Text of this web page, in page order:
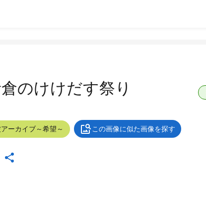
のけけだす祭り
ーカイブ～希望～ この画像に似た画像を探す